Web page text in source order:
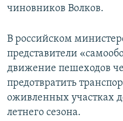
чиновников Волков.
В российском
представители
движение пешеходов
предотвратить
оживленных участках
летнего сезона.